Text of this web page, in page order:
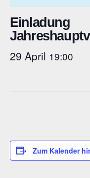
Einladung
29 April 19:00
Zum Kalender